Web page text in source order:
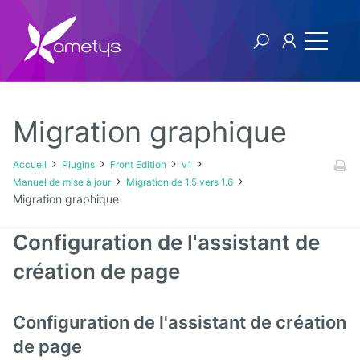
Plugins
AI
Authentification
NTLM
Blog
Bluemind
Migration graphique
Accueil Plugins Front Edition
v1
Manuel de mise à jour
Migration de 1.5 vers 1.6
Migration graphique
Configuration de l'assistant de
création de page
Configuration de l'assistant de création
de page